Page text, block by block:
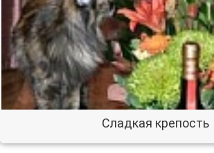
Сладкая крепость